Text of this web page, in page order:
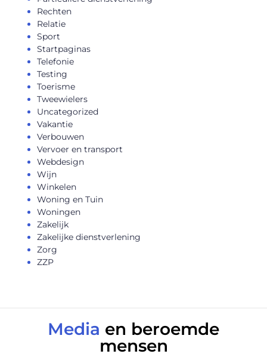
Rechten
Relatie
Sport
Startpaginas
Telefonie
Testing
Toerisme
Tweewielers
Uncategorized
Vakantie
Verbouwen
Vervoer en transport
Webdesign
Wijn
Winkelen
Woning en Tuin
Woningen
Zakelijk
Zakelijke dienstverlening
Zorg
ZZP
Media en beroemde
mensen